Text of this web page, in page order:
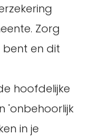
Zorg
en dit
hoofdelijke
'onbehoorlijk
in je